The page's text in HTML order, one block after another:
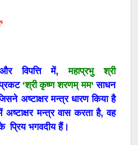
‘
और विपत्ति में,महाप्रभु श्री
‘श्री कृष्ण शरणम् मम‘ साधन
अष्टाक्षर मन्त्र धारण किया है
मन्त्र वास करता है, वह
के प्रिय भगवदीय हैं।